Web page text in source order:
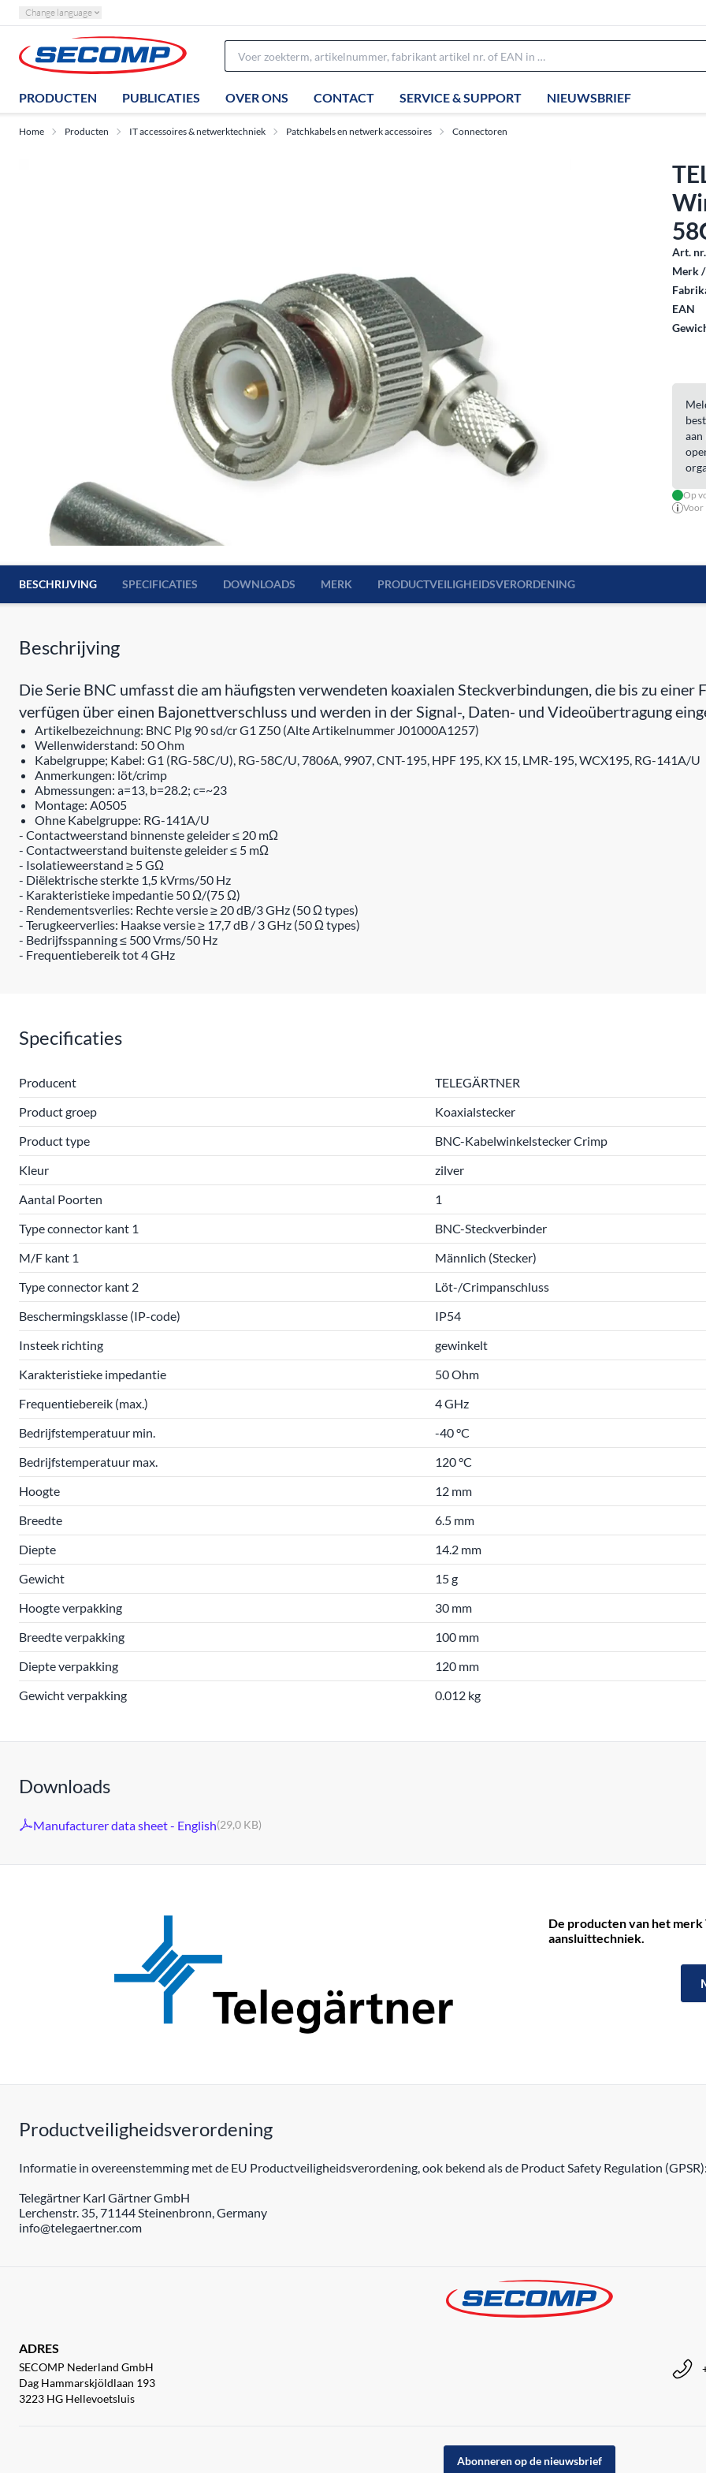
Change language
PRODUCTEN PUBLICATIES OVER ONS CONTACT SERVICE & SUPPORT NIEUWSBRIEF
Home Producten IT accessoires & netwerktechniek Patchkabels en netwerk accessoires Connectoren
Art. nr.
Merk
EAN
Op
Voor
BESCHRIJVING SPECIFICATIES DOWNLOADS MERK PRODUCTVEILIGHEIDSVERORDENING
Beschrijving
Die Serie BNC umfasst die am häufigsten verwendeten koaxialen Steckverbindungen, die bis zu einer
verfügen über einen Bajonettverschluss und werden in der Signal-, Daten- und Videoübertragung
Artikelbezeichnung: BNC Plg 90 sd/cr G1 Z50 (Alte Artikelnummer J01000A1257)
Wellenwiderstand: 50 Ohm
Kabelgruppe; Kabel: G1 (RG-58C/U), RG-58C/U, 7806A, 9907, CNT-195, HPF 195, KX 15, LMR-195, WCX195, RG-141A/U
Anmerkungen: löt/crimp
Abmessungen: a=13, b=28.2; c=~23
Montage: A0505
Ohne Kabelgruppe: RG-141A/U
- Contactweerstand binnenste geleider ≤ 20 mΩ
- Contactweerstand buitenste geleider ≤ 5 mΩ
- Isolatieweerstand ≥ 5 GΩ
- Diëlektrische sterkte 1,5 kVrms/50 Hz
- Karakteristieke impedantie 50 Ω/(75 Ω)
- Rendementsverlies: Rechte versie ≥ 20 dB/3 GHz (50 Ω types)
- Terugkeerverlies: Haakse versie ≥ 17,7 dB / 3 GHz (50 Ω types)
- Bedrijfsspanning ≤ 500 Vrms/50 Hz
- Frequentiebereik tot 4 GHz
Specificaties
Producent
TELEGÄRTNER
Product groep
Koaxialstecker
Product type
BNC-Kabelwinkelstecker Crimp
Kleur
zilver
Aantal Poorten
1
Type connector kant 1
BNC-Steckverbinder
M/F kant 1
Männlich (Stecker)
Type connector kant 2
Löt-/Crimpanschluss
Beschermingsklasse (IP-code)
IP54
Insteek richting
gewinkelt
Karakteristieke impedantie
50 Ohm
Frequentiebereik (max.)
4 GHz
Bedrijfstemperatuur min.
-40 °C
Bedrijfstemperatuur max.
120 °C
Hoogte
12 mm
Breedte
6.5 mm
Diepte
14.2 mm
Gewicht
15 g
Hoogte verpakking
30 mm
Breedte verpakking
100 mm
Diepte verpakking
120 mm
Gewicht verpakking
0.012 kg
Downloads
Manufacturer data sheet - English(29,0 KB)
De producten van het merk
aansluittechniek.
Productveiligheidsverordening
Informatie in overeenstemming met de EU Productveiligheidsverordening, ook bekend als de Product Safety Regulation (GPSR):
Telegärtner Karl Gärtner GmbH
Lerchenstr. 35, 71144 Steinenbronn, Germany
info@telegaertner.com
ADRES
SECOMP Nederland GmbH
Dag Hammarskjöldlaan 193
3223 HG Hellevoetsluis
Abonneren op de nieuwsbrief